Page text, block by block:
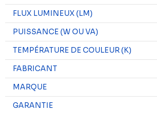
FLUX LUMINEUX (LM)
PUISSANCE (W OU VA)
TEMPÉRATURE DE COULEUR (K)
FABRICANT
MARQUE
GARANTIE